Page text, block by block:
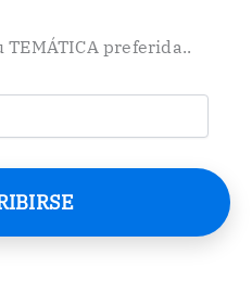
TEMÁTICA preferida..